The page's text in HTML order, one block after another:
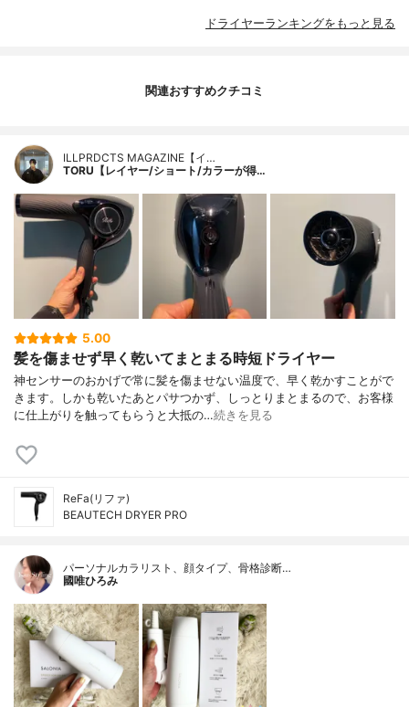
ドライヤーランキングをもっと見る
関連おすすめクチコミ
ILLPRDCTS MAGAZINE【イ…
TORU【レイヤー/ショート/カラーが得…
5.00
髪を傷ませず早く乾いてまとまる時短ドライヤー
神センサーのおかげで常に髪を傷ませない温度で、早く乾かすことがで
きます。しかも乾いたあとパサつかず、しっとりまとまるので、お客様
に仕上がりを触ってもらうと大抵の…続きを見る
ReFa(リファ)
BEAUTECH DRYER PRO
パーソナルカラリスト、顔タイプ、骨格診断…
國唯ひろみ